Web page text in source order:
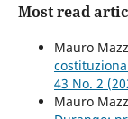
Most read
Mauro
43 No. 2
Mauro